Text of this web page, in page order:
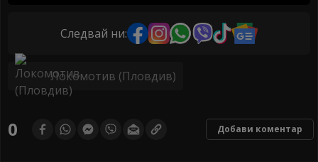
Следвай ни:
Локомотив (Пловдив)
0 Добави коментар